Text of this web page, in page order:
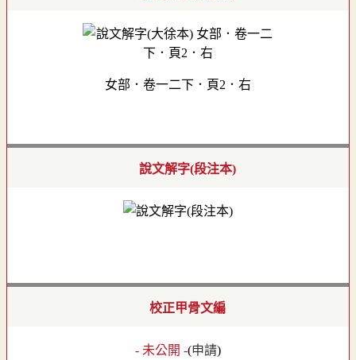
女部．卷一二下．頁2．右
說文解字(段注本)
校正甲骨文編
- 未公開 -(申請)